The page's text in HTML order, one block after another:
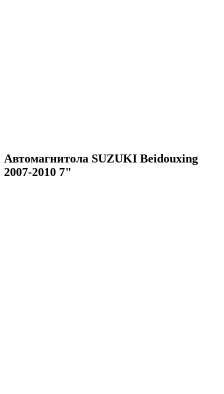
Автомагнитола SUZUKI Beidouxing
2007-2010 7"